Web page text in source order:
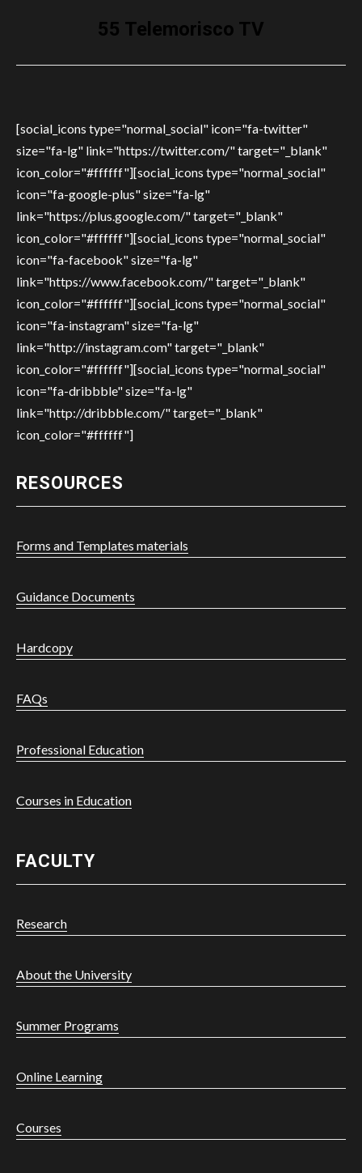
55 Telemorisco TV
[social_icons type="normal_social" icon="fa-twitter"
size="fa-lg" link="https://twitter.com/" target="_blank"
icon_color="#ffffff"][social_icons type="normal_social"
icon="fa-google-plus" size="fa-lg"
link="https://plus.google.com/" target="_blank"
icon_color="#ffffff"][social_icons type="normal_social"
icon="fa-facebook" size="fa-lg"
link="https://www.facebook.com/" target="_blank"
icon_color="#ffffff"][social_icons type="normal_social"
icon="fa-instagram" size="fa-lg"
link="http://instagram.com" target="_blank"
icon_color="#ffffff"][social_icons type="normal_social"
icon="fa-dribbble" size="fa-lg"
link="http://dribbble.com/" target="_blank"
icon_color="#ffffff"]
RESOURCES
Forms and Templates materials
Guidance Documents
Hardcopy
FAQs
Professional Education
Courses in Education
FACULTY
Research
About the University
Summer Programs
Online Learning
CoursesHola